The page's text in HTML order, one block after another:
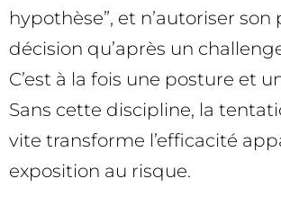
hypothèse”, et n’autoriser son
décision qu’après un
C’est à la fois une posture et
Sans cette discipline, la
vite transforme l’efficacité
exposition au risque.